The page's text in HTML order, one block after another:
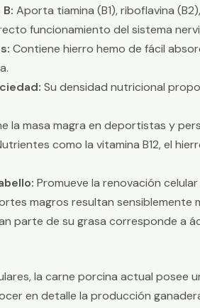
Aporta tiamina (B1), riboflavina
funcionamiento del sistema
Contiene hierro hemo de fácil
Su densidad nutricional
la masa magra en deportistas y
como la vitamina B12, el
Promueve la renovación
magros resultan sensiblemente
parte de su grasa corresponde a
la carne porcina actual posee
en detalle la producción